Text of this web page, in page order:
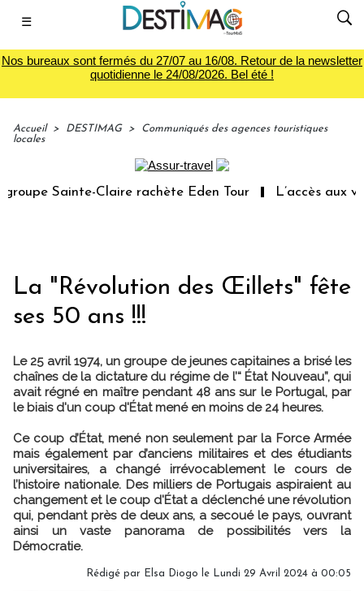
☰
Nos bureaux sont fermés du 27/07 au 16/08. Retour de la newsletter
quotidienne le 24/08/2026. Bel été !
Accueil > DESTIMAG >
Communiqués des agences touristiques
locales
Sainte-Claire rachète Eden Tour L’accès aux
La "Révolution des Œillets" fête
ses 50 ans !!!
Le 25 avril 1974, un groupe de jeunes capitaines a brisé les
chaînes de la dictature du régime de l’“ État Nouveau”, qui
avait régné en maître pendant 48 ans sur le Portugal, par
le biais d'un coup d'État mené en moins de 24 heures.
Ce coup d’État, mené non seulement par la Force Armée
mais également par d’anciens militaires et des étudiants
universitaires, a changé irrévocablement le cours de
l’histoire nationale. Des milliers de Portugais aspiraient au
changement et le coup d'État a déclenché une révolution
qui, pendant près de deux ans, a secoué le pays, ouvrant
ainsi un vaste panorama de possibilités vers la
Démocratie.
Rédigé par Elsa Diogo le Lundi 29 Avril 2024 à 00:05